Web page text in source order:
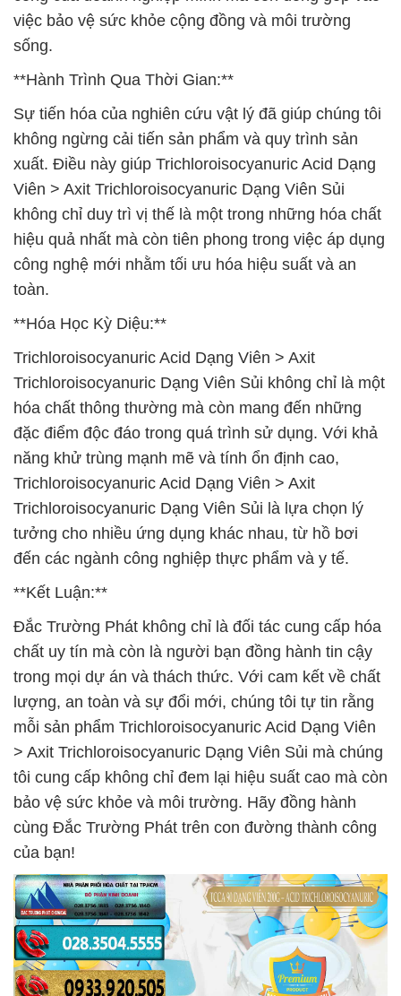
việc bảo vệ sức khỏe cộng đồng và môi trường
sống.
**Hành Trình Qua Thời Gian:**
Sự tiến hóa của nghiên cứu vật lý đã giúp chúng tôi
không ngừng cải tiến sản phẩm và quy trình sản
xuất. Điều này giúp Trichloroisocyanuric Acid Dạng
Viên > Axit Trichloroisocyanuric Dạng Viên Sủi
không chỉ duy trì vị thế là một trong những hóa chất
hiệu quả nhất mà còn tiên phong trong việc áp dụng
công nghệ mới nhằm tối ưu hóa hiệu suất và an
toàn.
**Hóa Học Kỳ Diệu:**
Trichloroisocyanuric Acid Dạng Viên > Axit
Trichloroisocyanuric Dạng Viên Sủi không chỉ là một
hóa chất thông thường mà còn mang đến những
đặc điểm độc đáo trong quá trình sử dụng. Với khả
năng khử trùng mạnh mẽ và tính ổn định cao,
Trichloroisocyanuric Acid Dạng Viên > Axit
Trichloroisocyanuric Dạng Viên Sủi là lựa chọn lý
tưởng cho nhiều ứng dụng khác nhau, từ hồ bơi
đến các ngành công nghiệp thực phẩm và y tế.
**Kết Luận:**
Đắc Trường Phát không chỉ là đối tác cung cấp hóa
chất uy tín mà còn là người bạn đồng hành tin cậy
trong mọi dự án và thách thức. Với cam kết về chất
lượng, an toàn và sự đổi mới, chúng tôi tự tin rằng
mỗi sản phẩm Trichloroisocyanuric Acid Dạng Viên
> Axit Trichloroisocyanuric Dạng Viên Sủi mà chúng
tôi cung cấp không chỉ đem lại hiệu suất cao mà còn
bảo vệ sức khỏe và môi trường. Hãy đồng hành
cùng Đắc Trường Phát trên con đường thành công
của bạn!